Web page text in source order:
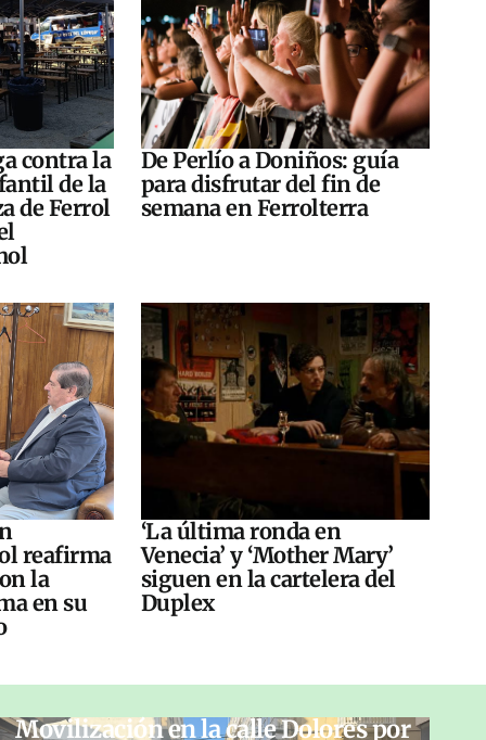
contra la
de la
de Ferrol
De Perlío a Doniños: guía
para disfrutar del fin de
semana en Ferrolterra
reafirma
la
en su
‘La última ronda en
Venecia’ y ‘Mother Mary’
siguen en la cartelera del
Duplex
Movilización en la calle Dolores por